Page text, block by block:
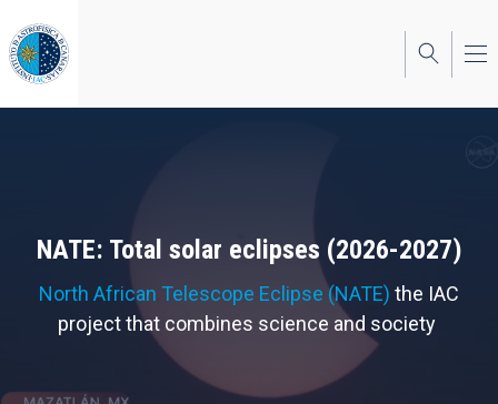
to
main
content
NATE: Total solar eclipses (2026-2027)
North African Telescope Eclipse (NATE) the IAC
project that combines science and society